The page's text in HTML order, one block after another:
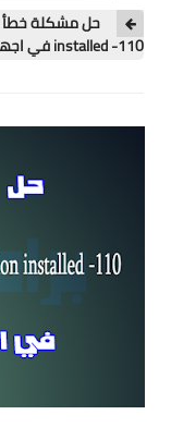
installed -110 في اجهزة الاندرويد